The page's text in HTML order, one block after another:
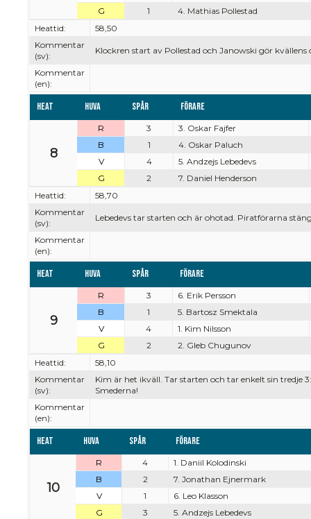
G
1
4. Mathias Pollestad
Heattid:
58,50
Kommentar
(sv):
Klockren start av Pollestad och Janowski gör
Kommentar
(en):
Heat Huva Spår Förare
8
R 3
3. Oskar Fajfer
B
1
4. Oskar Paluch
V
4
5. Andzejs Lebedevs
G
2
7. Daniel Henderson
Heattid:
58,70
Kommentar
(sv):
Lebedevs tar starten och är ohotad. Piratförarna
Kommentar
(en):
Heat Huva Spår Förare
9
R 3
6. Erik Persson
B
1
5. Bartosz Smektala
V
4
1. Kim Nilsson
G
2
2. Gleb Chugunov
Heattid:
58,10
Kommentar
(sv):
Kim är het ikväll. Tar starten och tar enkelt sin tredje
Smederna!
Kommentar
(en):
Heat Huva Spår Förare
10
R 4
1. Daniil Kolodinski
B
2
7. Jonathan Ejnermark
V
1
6. Leo Klasson
G
3 5. Andzejs Lebedevs